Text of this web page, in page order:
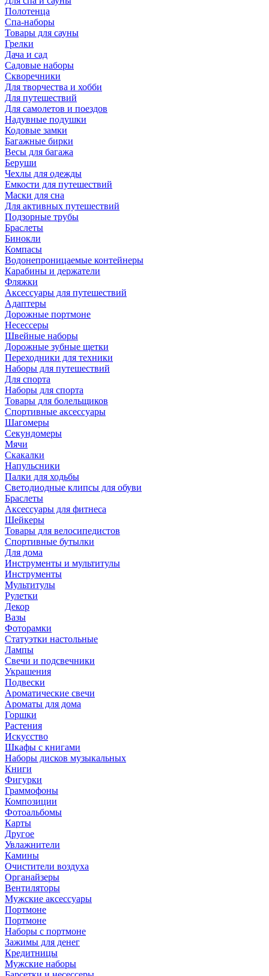
Полотенца
Спа-наборы
Товары для сауны
Грелки
Дача и сад
Садовые наборы
Скворечники
Для творчества и хобби
Для путешествий
Для самолетов и поездов
Надувные подушки
Кодовые замки
Багажные бирки
Весы для багажа
Беруши
Чехлы для одежды
Емкости для путешествий
Маски для сна
Для активных путешествий
Подзорные трубы
Браслеты
Бинокли
Компасы
Водонепроницаемые контейнеры
Карабины и держатели
Фляжки
Аксессуары для путешествий
Адаптеры
Дорожные портмоне
Несессеры
Швейные наборы
Дорожные зубные щетки
Переходники для техники
Наборы для путешествий
Для спорта
Наборы для спорта
Товары для болельщиков
Спортивные аксессуары
Шагомеры
Секундомеры
Мячи
Скакалки
Напульсники
Палки для ходьбы
Светодиодные клипсы для обуви
Браслеты
Аксессуары для фитнеса
Шейкеры
Товары для велосипедистов
Спортивные бутылки
Для дома
Инструменты и мультитулы
Инструменты
Мультитулы
Рулетки
Декор
Вазы
Фоторамки
Статуэтки настольные
Лампы
Свечи и подсвечники
Украшения
Подвески
Ароматические свечи
Ароматы для дома
Горшки
Растения
Искусство
Шкафы с книгами
Наборы дисков музыкальных
Книги
Фигурки
Граммофоны
Композиции
Фотоальбомы
Карты
Другое
Увлажнители
Камины
Очистители воздуха
Органайзеры
Вентиляторы
Мужские аксессуары
Портмоне
Портмоне
Наборы с портмоне
Зажимы для денег
Кредитницы
Мужские наборы